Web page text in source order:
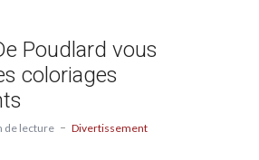
Poudlard vous
coloriages
de lecture Divertissement